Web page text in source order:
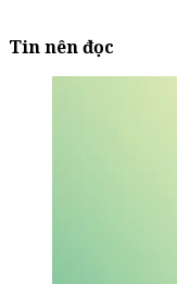
Tin nên đọc